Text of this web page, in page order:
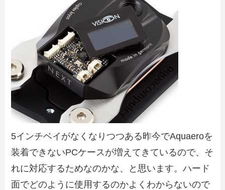
5インチベイがなくなりつつある昨今でAquaeroを
装着できないPCケースが増えてきているので、そ
れに対応するためなのかな、と思います。ハード
面でどのように使用するのかよくわからないので